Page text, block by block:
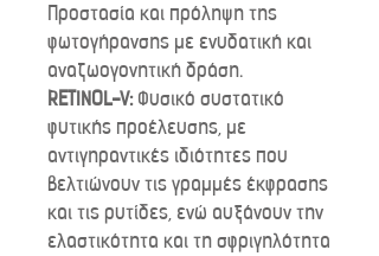
Προστασία και πρόληψη της
φωτογήρανσης με ενυδατική και
αναζωογονητική δράση.
RETINOL-V:Φυσικό συστατικό
φυτικής προέλευσης, με
αντιγηραντικές ιδιότητες που
βελτιώνουν τις γραμμές έκφρασης
και τις ρυτίδες, ενώ αυξάνουν την
ελαστικότητα και τη σφριγηλότητα